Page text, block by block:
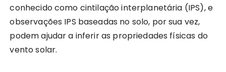
conhecido como cintilação interplanetária (IPS), e
observações IPS baseadas no solo, por sua vez,
podem ajudar a inferir as propriedades físicas do
vento solar.